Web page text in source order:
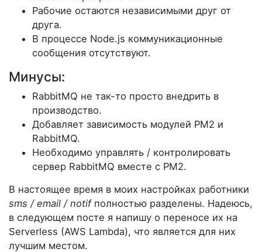
Рабочие остаются независимыми друг от
друга.
В процессе Node.js коммуникационные
сообщения отсутствуют.
Минусы:
RabbitMQ не так-то просто внедрить в
производство.
Добавляет зависимость модулей PM2 и
RabbitMQ.
Необходимо управлять / контролировать
сервер RabbitMQ вместе с PM2.
В настоящее время в моих настройках работники
sms / email / notifполностью разделены. Надеюсь,
в следующем посте я напишу о переносе их на
Serverless (AWS Lambda), что является для них
лучшим местом.